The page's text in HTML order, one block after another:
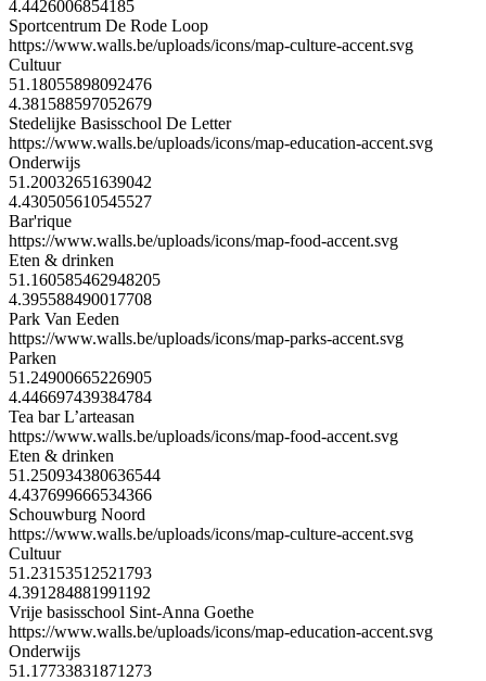
4.4426006854185
Sportcentrum De Rode Loop
https://www.walls.be/uploads/icons/map-culture-accent.svg
Cultuur
51.18055898092476
4.381588597052679
Stedelijke Basisschool De Letter
https://www.walls.be/uploads/icons/map-education-accent.svg
Onderwijs
51.20032651639042
4.430505610545527
Bar'rique
https://www.walls.be/uploads/icons/map-food-accent.svg
Eten & drinken
51.160585462948205
4.395588490017708
Park Van Eeden
https://www.walls.be/uploads/icons/map-parks-accent.svg
Parken
51.24900665226905
4.446697439384784
Tea bar L’arteasan
https://www.walls.be/uploads/icons/map-food-accent.svg
Eten & drinken
51.250934380636544
4.437699666534366
Schouwburg Noord
https://www.walls.be/uploads/icons/map-culture-accent.svg
Cultuur
51.23153512521793
4.391284881991192
Vrije basisschool Sint-Anna Goethe
https://www.walls.be/uploads/icons/map-education-accent.svg
Onderwijs
51.17733831871273